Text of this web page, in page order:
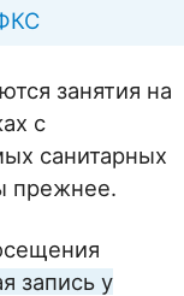
занятия на
с
санитарных
прежнее.
запись у